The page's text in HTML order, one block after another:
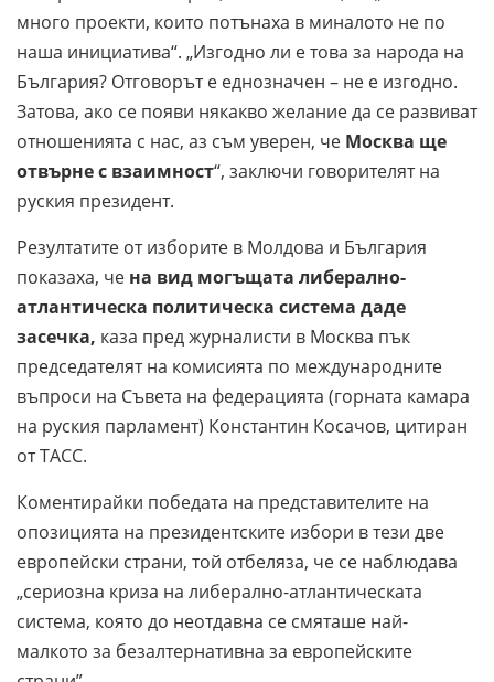
много проекти, които потънаха в миналото не по
наша инициатива“. „Изгодно ли е това за народа на
България? Отговорът е еднозначен – не е изгодно.
Затова, ако се появи някакво желание да се развиват
отношенията с нас, аз съм уверен, че Москва ще
отвърне с взаимност“, заключи говорителят на
руския президент.
Резултатите от изборите в Молдова и България
показаха, че на вид могъщата либерално-
атлантическа политическа система даде
засечка, каза пред журналисти в Москва пък
председателят на комисията по международните
въпроси на Съвета на федерацията (горната камара
на руския парламент) Константин Косачов, цитиран
от ТАСС.
Коментирайки победата на представителите на
опозицията на президентските избори в тези две
европейски страни, той отбеляза, че се наблюдава
„сериозна криза на либерално-атлантическата
система, която до неотдавна се смяташе най-
малкото за безалтернативна за европейските